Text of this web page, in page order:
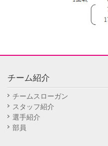
チーム紹介
チームスローガン
スタッフ紹介
選手紹介
部員